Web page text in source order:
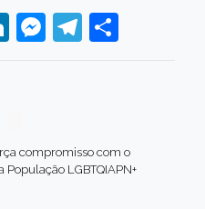
LinkedIn
Messenger
Telegram
Share
compromisso com o
LGBTQIAPN+